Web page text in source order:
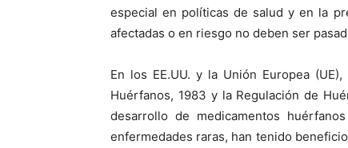
especial en políticas de salud y en la
afectadas o en riesgo no deben ser
En los EE.UU. y la Unión Europea
Huérfanos, 1983 y la Regulación de
desarrollo de medicamentos
enfermedades raras, han tenido